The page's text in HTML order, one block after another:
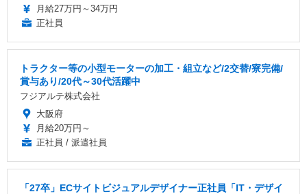
月給27万円～34万円
正社員
トラクター等の小型モーターの加工・組立など/2交替/寮完備/
賞与あり/20代～30代活躍中
フジアルテ株式会社
大阪府
月給20万円～
正社員 / 派遣社員
「27卒」ECサイトビジュアルデザイナー正社員「IT・デザイ